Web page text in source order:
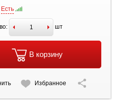
Есть
шт
В корзину
Избранное